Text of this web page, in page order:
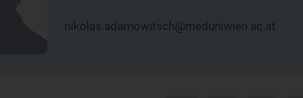
nikolas.adamowitsch@meduniwien.ac.at